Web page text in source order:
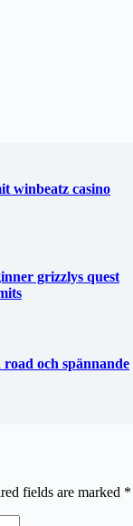
winbeatz casino
grizzlys quest
och spännande
fields are marked *